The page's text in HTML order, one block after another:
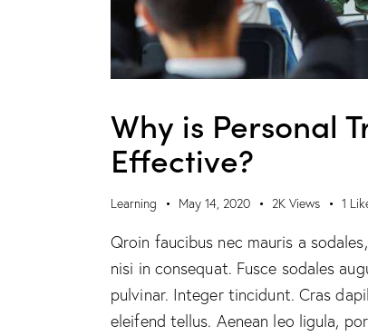
Why is Personal
Effective?
Learning May 14, 2020 2K Views 1
Qroin faucibus nec mauris a
nisi in consequat. Fusce sodales
pulvinar. Integer tincidunt. Cras
eleifend tellus. Aenean leo ligula,